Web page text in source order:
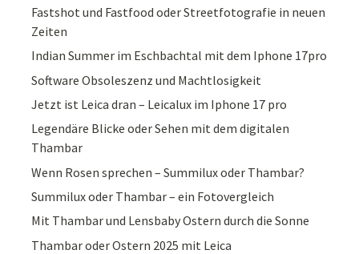
Fastshot und Fastfood oder Streetfotografie in neuen
Zeiten
Indian Summer im Eschbachtal mit dem Iphone 17pro
Software Obsoleszenz und Machtlosigkeit
Jetzt ist Leica dran – Leicalux im Iphone 17 pro
Legendäre Blicke oder Sehen mit dem digitalen
Thambar
Wenn Rosen sprechen – Summilux oder Thambar?
Summilux oder Thambar – ein Fotovergleich
Mit Thambar und Lensbaby Ostern durch die Sonne
Thambar oder Ostern 2025 mit Leica